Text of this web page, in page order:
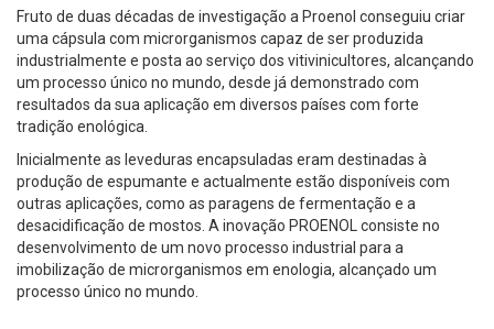
Fruto de duas décadas de investigação a Proenol conseguiu criar
uma cápsula com microrganismos capaz de ser produzida
industrialmente e posta ao serviço dos vitivinicultores, alcançando
um processo único no mundo, desde já demonstrado com
resultados da sua aplicação em diversos países com forte
tradição enológica.
Inicialmente as leveduras encapsuladas eram destinadas à
produção de espumante e actualmente estão disponíveis com
outras aplicações, como as paragens de fermentação e a
desacidificação de mostos. A inovação PROENOL consiste no
desenvolvimento de um novo processo industrial para a
imobilização de microrganismos em enologia, alcançado um
processo único no mundo.